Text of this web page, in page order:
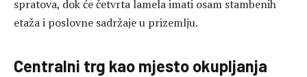
spratova, dok će četvrta lamela imati osam stambenih
etaža i poslovne sadržaje u prizemlju.
Centralni trg kao mjesto okupljanja